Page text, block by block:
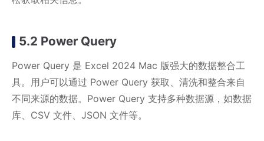
5.2 Power Query
Power Query 是 Excel 2024 Mac 版强大的数据整合工
具。用户可以通过 Power Query 获取、清洗和整合来自
不同来源的数据。Power Query 支持多种数据源，如数据
库、CSV 文件、JSON 文件等。